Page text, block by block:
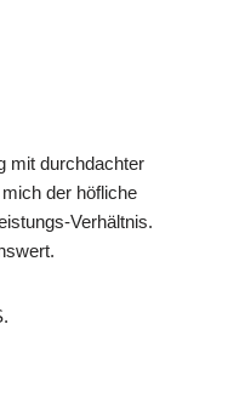
mit durchdachter
der höfliche
Verhältnis.